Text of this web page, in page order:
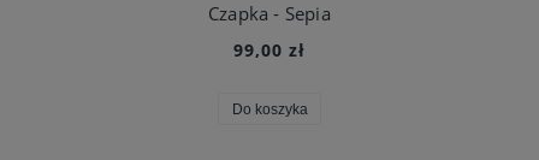
Czapka - Sepia
99,00 zł
Do koszyka